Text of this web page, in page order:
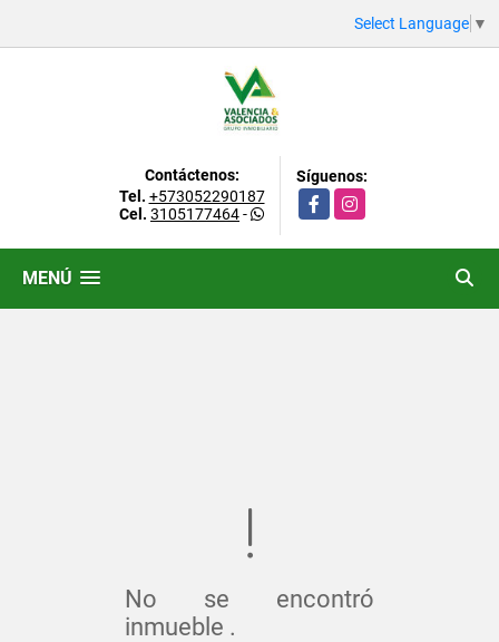
Select Language ▼
Contáctenos:
Tel. +573052290187
Cel. 3105177464-
Síguenos:
FacebookInstagram
MENÚ
No se encontró
inmueble .